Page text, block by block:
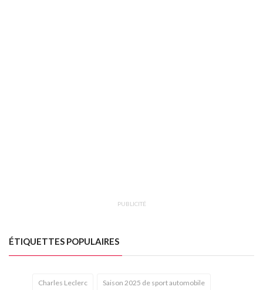
PUBLICITÉ
ÉTIQUETTES POPULAIRES
Charles Leclerc Saison 2025 de sport automobile